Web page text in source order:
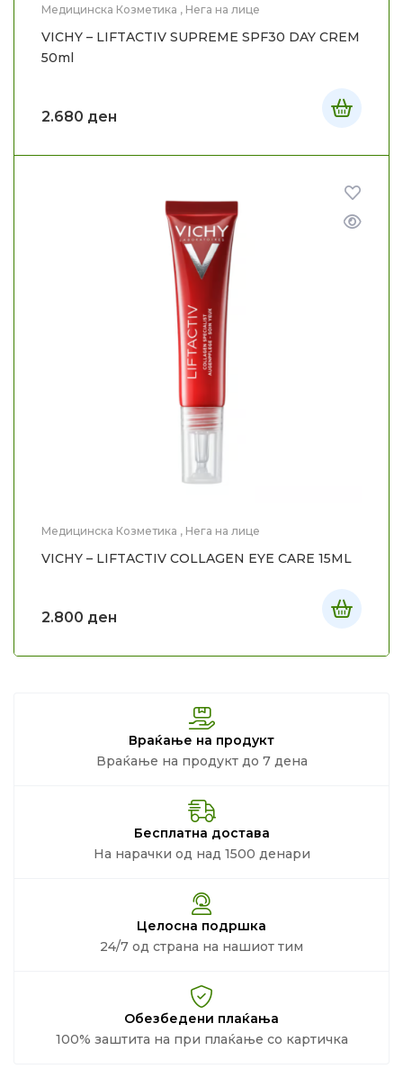
Медицинска Козметика , Нега на лице
VICHY – LIFTACTIV SUPREME SPF30 DAY CREM
50ml
2.680 ден
Медицинска Козметика , Нега на лице
VICHY – LIFTACTIV COLLAGEN EYE CARE 15ML
2.800 ден
Враќање на продукт
Враќање на продукт до 7 дена
Бесплатна достава
На нарачки од над 1500 денари
Целосна подршка
24/7 од страна на нашиот тим
Обезбедени плаќања
100% заштита на при плаќање со картичка